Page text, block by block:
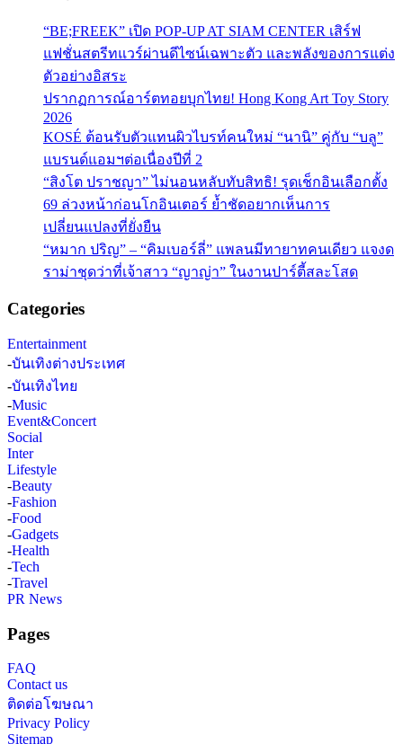
“BE;FREEK” เปิด POP-UP AT SIAM CENTER เสิร์ฟ
แฟชั่นสตรีทแวร์ผ่านดีไซน์เฉพาะตัว และพลังของการแต่ง
ตัวอย่างอิสระ
ปรากฏการณ์อาร์ตทอยบุกไทย! Hong Kong Art Toy Story
2026
KOSÉ ต้อนรับตัวแทนผิวไบรท์คนใหม่ “นานิ” คู่กับ “บลู”
แบรนด์แอมฯต่อเนื่องปีที่ 2
“สิงโต ปราชญา” ไม่นอนหลับทับสิทธิ! รุดเช็กอินเลือกตั้ง
69 ล่วงหน้าก่อนโกอินเตอร์ ย้ำชัดอยากเห็นการ
เปลี่ยนแปลงที่ยั่งยืน
“หมาก ปริญ” – “คิมเบอร์ลี่” แพลนมีทายาทคนเดียว แจงด
ราม่าชุดว่าที่เจ้าสาว “ญาญ่า” ในงานปาร์ตี้สละโสด
Categories
Entertainment
-บันเทิงต่างประเทศ
-บันเทิงไทย
-Music
Event&Concert
Social
Inter
Lifestyle
-Beauty
-Fashion
-Food
-Gadgets
-Health
-Tech
-Travel
PR News
Pages
FAQ
Contact us
ติดต่อโฆษณา
Privacy Policy
Sitemap